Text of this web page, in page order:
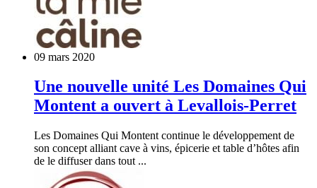
09 mars 2020
Une nouvelle unité Les Domaines Qui
Montent a ouvert à Levallois-Perret
Les Domaines Qui Montent continue le développement de
son concept alliant cave à vins, épicerie et table d’hôtes afin
de le diffuser dans tout ...